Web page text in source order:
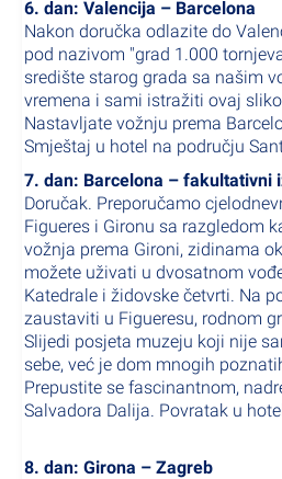
6. dan: Valencija – Barcelona
Nakon doručka odlazite do
pod nazivom "grad 1.000
središte starog grada sa našim
vremena i sami istražiti ovaj
Nastavljate vožnju prema
Smještaj u hotel na području
7. dan: Barcelona – fakultativni
Doručak. Preporučamo
Figueres i Gironu sa razgledom
vožnja prema Gironi, zidinama
možete uživati u dvosatnom
Katedrale i židovske četvrti. Na
zaustaviti u Figueresu, rodnom
Slijedi posjeta muzeju koji nije
sebe, već je dom mnogih
Prepustite se fascinantnom,
Salvadora Dalija. Povratak u
8. dan: Girona – Zagreb